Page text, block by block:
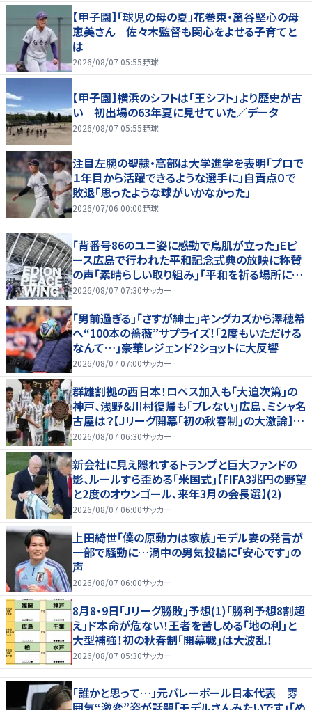
【甲子園】「球児の母の夏」花巻東・萬谷堅心の母
恵美さん 佐々木監督も関心をよせる子育てと
は
2026/08/07 05:55野球
【甲子園】横浜のシフトは「王シフト」より歴史が古
い 初出場の63年夏に見せていた／データ
2026/08/07 05:55野球
注目左腕の聖隷・高部は大学進学を表明「プロで
１年目から活躍できるような選手に」自責点０で
敗退「思ったような球がいかなかった」
2026/07/06 00:00野球
｢背番号86のユニ姿に感動で鳥肌が立った｣Eピ
ース広島で行われた平和記念式典の放映に称賛
の声｢素晴らしい取り組み｣｢平和を祈る場所に相
応しい｣
2026/08/07 07:30サッカー
｢男前過ぎる｣｢さすが紳士｣キングカズから澤穂希
へ“100本の薔薇”サプライズ！｢2度もいただける
なんて…｣豪華レジェンド2ショットに大反響
2026/08/07 07:00サッカー
群雄割拠の西日本！ロペス加入も｢大迫次第｣の
神戸、浅野＆川村復帰も｢ブレない｣広島、ミシャ名
古屋は？【Jリーグ開幕｢初の秋春制｣の大激論】
(2)
2026/08/07 06:30サッカー
新会社に見え隠れするトランプと巨大ファンドの
影、ルールすら歪める｢米国式｣【FIFA3兆円の野望
と2度のオウンゴール、来年3月の会長選】(2)
2026/08/07 06:00サッカー
上田綺世「僕の原動力は家族」モデル妻の発言が
一部で騒動に…渦中の男気投稿に「安心です」の
声
2026/08/07 06:00サッカー
8月8・9日｢Jリーグ勝敗｣予想(1)｢勝利予想8割超
え｣ド本命が危ない！王者を苦しめる｢地の利｣と
大型補強！初の秋春制｢開幕戦｣は大波乱！
2026/08/07 05:30サッカー
「誰かと思って…」元バレーボール日本代表 雰